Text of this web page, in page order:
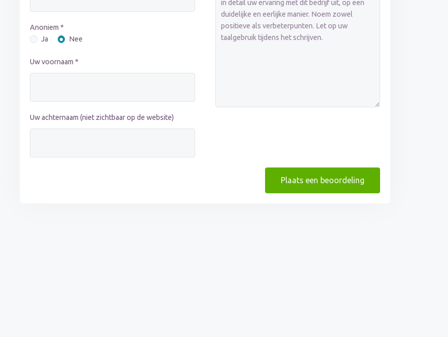
Anoniem *
Ja
Nee
Uw voornaam *
Uw achternaam (niet zichtbaar op de website)
Plaats een beoordeling